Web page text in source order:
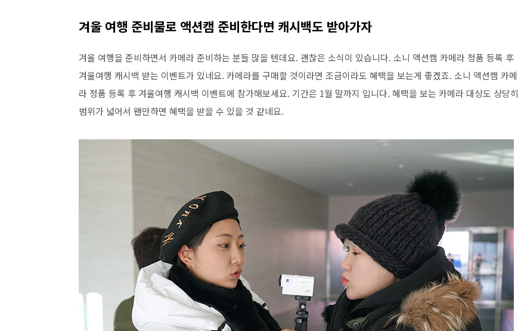
겨울 여행 준비물로 액션캠 준비한다면 캐시백도 받아가자
겨울 여행을 준비하면서 카메라 준비하는 분들 많을 텐데요. 괜찮은 소식이 있습니다. 소니 액션캠 카메라 정품 등록 후
겨울여행 캐시백 받는 이벤트가 있네요. 카메라를 구매할 것이라면 조금이라도 혜택을 보는게 좋겠죠. 소니 액션캠 카메
라 정품 등록 후 겨울여행 캐시백 이벤트에 참가해보세요. 기간은 1월 말까지 입니다. 혜택을 보는 카메라 대상도 상당히
범위가 넓어서 왠만하면 혜택을 받을 수 있을 것 같네요.